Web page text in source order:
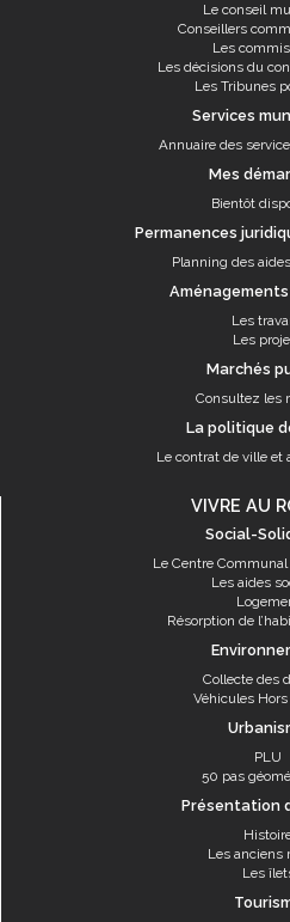
Le conseil
Conseillers
Les
Les décisions du
Les Tribunes
Services
Annuaire des
Mes
Bientôt
Permanences
Planning des
Les
Les
Marchés
Consultez les
La politique
Le contrat de ville et
VIVRE AU
Social-
Le Centre
Les aides
Résorption de
Collecte des
Véhicules
PLU
50 pas
Présentation
Les anciens
Les